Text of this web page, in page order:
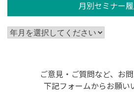
月別セミナー
ご意見・ご質問など、お問
下記フォームからお願い